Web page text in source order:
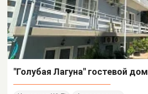
"Голубая Лагуна" гостевой дом